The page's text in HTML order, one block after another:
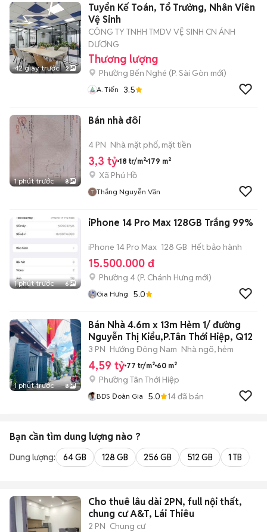
42 giây trước 2
Tuyển Kế Toán, Tổ Trưởng, Nhân Viên
Vệ Sinh
CÔNG TY TNHH TMDV VỆ SINH CN ÁNH
DƯƠNG
Thương lượng
Phường Bến Nghé (P. Sài Gòn mới)
A. Tiến 3.5
1 phút trước 8
Bán nhà đôi
4 PN Nhà mặt phố, mặt tiền
3,3 tỷ 18 tr/m² 179 m²
Xã Phú Hồ
Thắng Nguyễn Văn
1 phút trước 6
iPhone 14 Pro Max 128GB Trắng 99%
iPhone 14 Pro Max 128 GB Hết bảo hành
15.500.000 đ
Phường 4 (P. Chánh Hưng mới)
Gia Hưng 5.0
1 phút trước 8
Bán Nhà 4.6m x 13m Hẻm 1/ đường
Nguyễn Thị Kiểu,P.Tân Thới Hiệp, Q12
3 PN Hướng Đông Nam Nhà ngõ, hẻm
4,59 tỷ 77 tr/m² 60 m²
Phường Tân Thới Hiệp
BDS Đoàn Gia 5.0 14đã bán
Bạn cần tìm dung lượng nào ?
Dung lượng: 64 GB 128 GB 256 GB 512 GB 1 TB
Cho thuê lâu dài 2PN, full nội thất,
chung cư A&T, Lái Thiêu
2 PN Chung cư